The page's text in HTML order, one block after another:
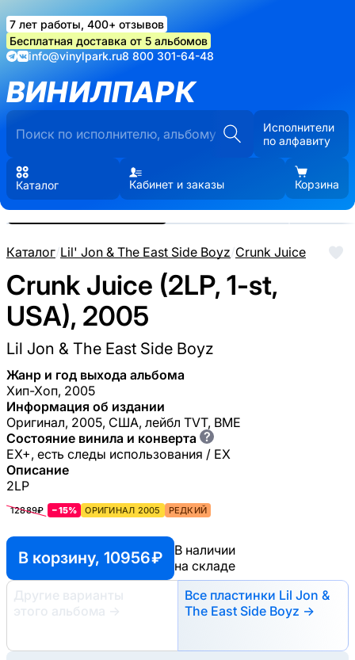
7 лет работы, 400+ отзывов
Бесплатная доставка от 5 альбомов
info@vinylpark.ru8 800 301-64-48
ВИНИЛПАРК
Исполнители
по алфавиту
Каталог Кабинет и заказы Корзина
Каталог/Lil' Jon & The East Side Boyz/Crunk Juice
Crunk Juice (2LP, 1-st,
USA), 2005
Lil Jon & The East Side Boyz
Жанр и год выхода альбома
Хип-Хоп, 2005
Информация об издании
Оригинал, 2005, CША, лейбл TVT, BME
Состояние винила и конверта ?
EX+, есть следы использования / EX
Описание
2LP
12889₽ −15% ОРИГИНАЛ 2005 РЕДКИЙ
В корзину, 10956 ₽
В наличии
на складе
Другие варианты
этого альбома
→
Все пластинки Lil Jon &
The East Side Boyz →
Реальные фото пластинки.
Нажмите, чтобы увеличить